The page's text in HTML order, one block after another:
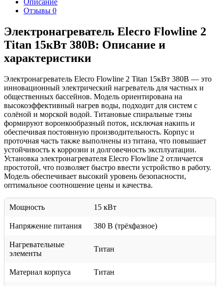
Описание
Отзывы 0
Электронагреватель Elecro Flowline 2
Titan 15кВт 380В: Описание и
характеристики
Электронагреватель Elecro Flowline 2 Titan 15кВт 380В — это
инновационный электрический нагреватель для частных и
общественных бассейнов. Модель ориентирована на
высокоэффективный нагрев воды, подходит для систем с
солёной и морской водой. Титановые спиральные тэны
формируют воронкообразный поток, исключая накипь и
обеспечивая постоянную производительность. Корпус и
проточная часть также выполнены из титана, что повышает
устойчивость к коррозии и долговечность эксплуатации.
Установка электронагревателя Elecro Flowline 2 отличается
простотой, что позволяет быстро ввести устройство в работу.
Модель обеспечивает высокий уровень безопасности,
оптимальное соотношение цены и качества.
Мощность 15 кВт
Напряжение питания 380 В (трёхфазное)
Нагревательные
элементы
Титан
Материал корпуса Титан